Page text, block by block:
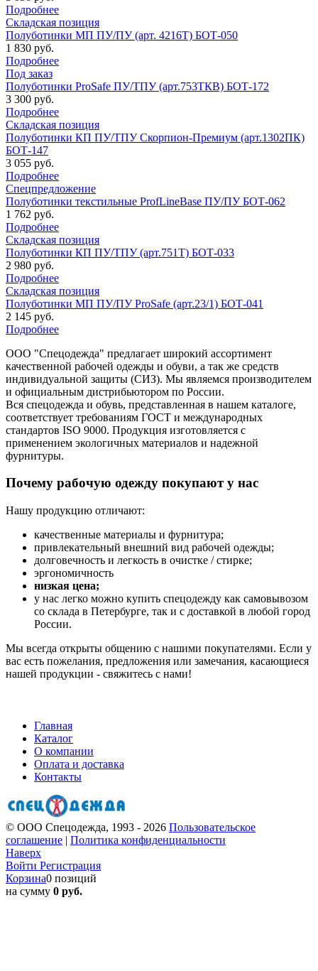
Подробнее
Складская позиция
Полуботинки МП ПУ/ПУ (арт. 4216Т) БОТ-050
1 830 руб.
Подробнее
Под заказ
Полуботинки ProSafe ПУ/ТПУ (арт.753ТКВ) БОТ-172
3 300 руб.
Подробнее
Складская позиция
Полуботинки КП ПУ/ТПУ Скорпион-Премиум (арт.1302ПК)
БОТ-147
3 055 руб.
Подробнее
Спецпредложение
Полуботинки текстильные ProfLineBase ПУ/ПУ БОТ-062
1 762 руб.
Подробнее
Складская позиция
Полуботинки КП ПУ/ТПУ (арт.751Т) БОТ-033
2 980 руб.
Подробнее
Складская позиция
Полуботинки МП ПУ/ПУ ProSafe (арт.23/1) БОТ-041
2 145 руб.
Подробнее
ООО "Спецодежда" предлагает широкий ассортимент
качественной рабочей одежды и обуви, а так же средств
индивидуальной защиты (СИЗ). Мы являемся производителем
и официальным дистрибьютором по России.
Вся спецодежда и обувь, представленная в нашем каталоге,
соответствует требованиям ГОСТ и международных
стандартов ISO 9000. Продукция изготовляется с
применением экологичных материалов и надежной
фурнитуры.
Почему рабочую одежду покупают у нас
Нашу продукцию отличают:
качественные материалы и фурнитура;
привлекательный внешний вид рабочей одежды;
долговечность и легкость в очистке / стирке;
эргономичность
низкая цена;
у нас легко можно купить спецодежду как самовывозом
со склада в Петербурге, так и с доставкой в любой город
России.
Мы всегда открыты общению с нашими покупателями. Если у
вас есть пожелания, предложения или замечания, касающиеся
нашей продукции - свяжитесь с нами!
Главная
Каталог
О компании
Оплата и доставка
Контакты
© ООО Спецодежда, 1993 - 2026 Пользовательское
соглашение | Политика конфиденциальности
Наверх
Войти Регистрация
Корзина0 позиций
на сумму 0 руб.